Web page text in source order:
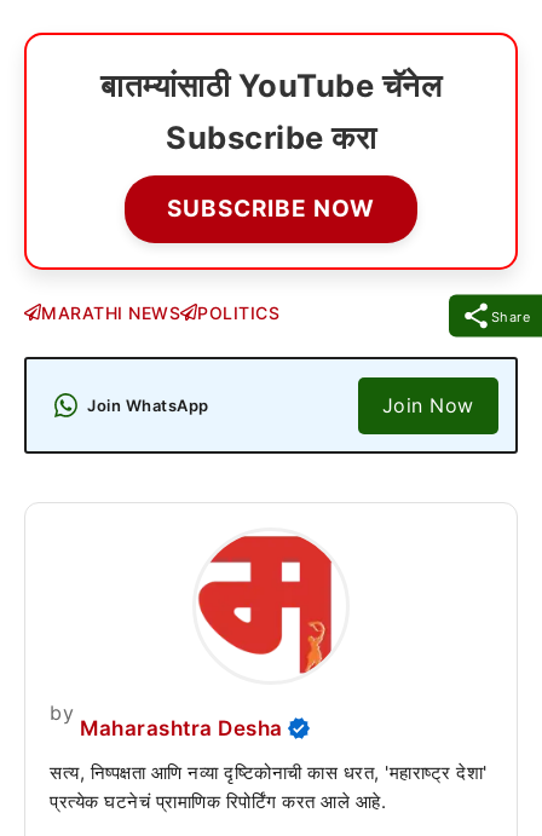
Share
बातम्यांसाठी YouTube चॅनेल
Subscribe करा
SUBSCRIBE NOW
MARATHI NEWS POLITICS
Join WhatsApp Join Now
by
Maharashtra Desha
सत्य, निष्पक्षता आणि नव्या दृष्टिकोनाची कास धरत, 'महाराष्ट्र देशा'
प्रत्येक घटनेचं प्रामाणिक रिपोर्टिंग करत आले आहे.